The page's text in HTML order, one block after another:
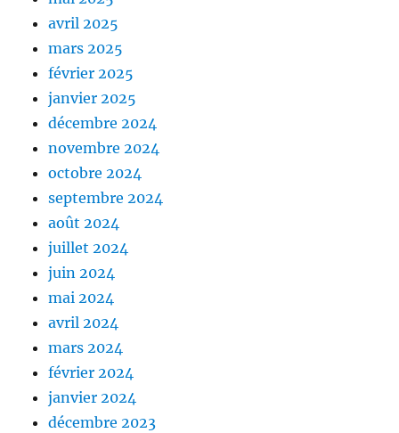
avril 2025
mars 2025
février 2025
janvier 2025
décembre 2024
novembre 2024
octobre 2024
septembre 2024
août 2024
juillet 2024
juin 2024
mai 2024
avril 2024
mars 2024
février 2024
janvier 2024
décembre 2023